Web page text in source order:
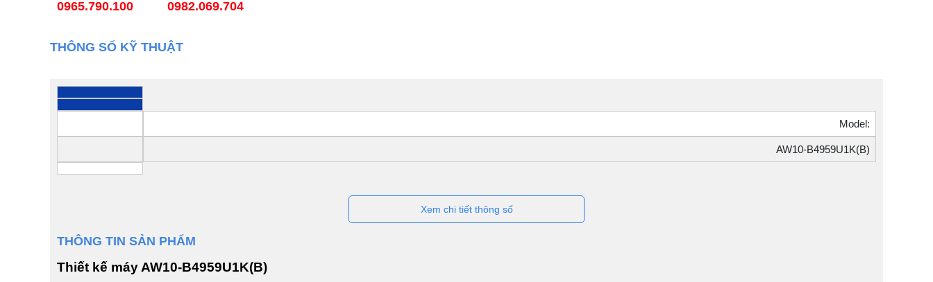
0965.790.100 0982.069.704
THÔNG SỐ KỸ THUẬT
Model:
AW10-B4959U1K(B)
Xem chi tiết thông số
THÔNG TIN SẢN PHẨM
Thiết kế máy AW10-B4959U1K(B)